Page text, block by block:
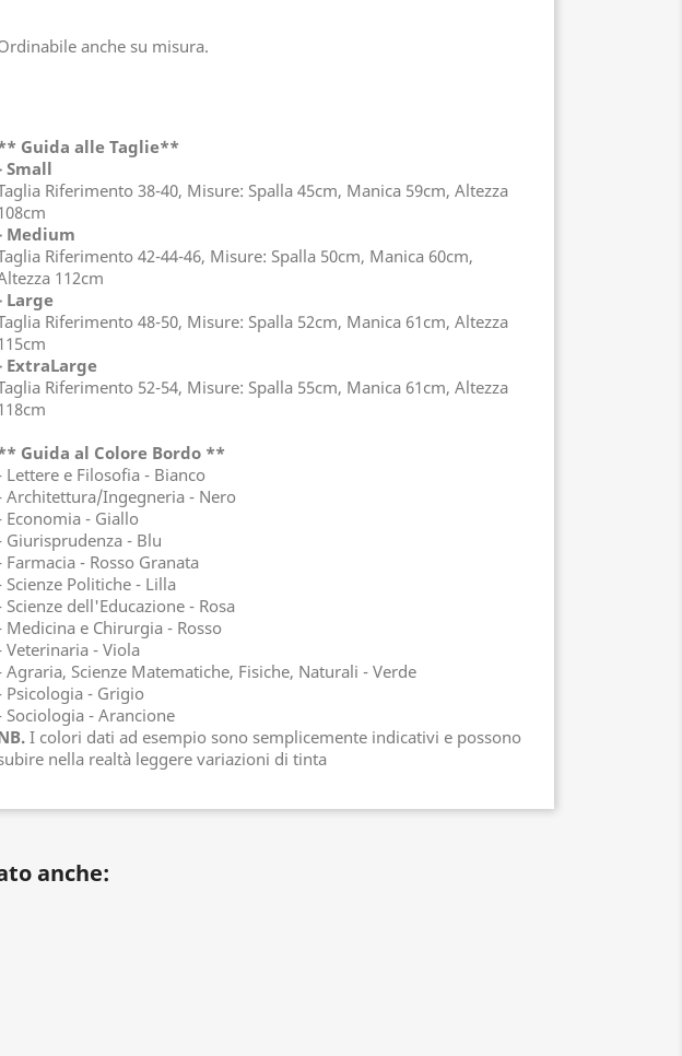
anche su misura.
Guida alle Taglie**
Small
Riferimento 38-40, Misure: Spalla 45cm, Manica 59cm, Altezza
Medium
Riferimento 42-44-46, Misure: Spalla 50cm, Manica 60cm,
112cm
Large
Riferimento 48-50, Misure: Spalla 52cm, Manica 61cm, Altezza
ExtraLarge
Riferimento 52-54, Misure: Spalla 55cm, Manica 61cm, Altezza
Guida al Colore Bordo **
Lettere e Filosofia - Bianco
Architettura/Ingegneria - Nero
Economia - Giallo
Giurisprudenza - Blu
Farmacia - Rosso Granata
Scienze Politiche - Lilla
Scienze dell'Educazione - Rosa
Medicina e Chirurgia - Rosso
Veterinaria - Viola
Agraria, Scienze Matematiche, Fisiche, Naturali - Verde
Psicologia - Grigio
Sociologia - Arancione
I colori dati ad esempio sono semplicemente indicativi e possono
nella realtà leggere variazioni di tinta
anche: